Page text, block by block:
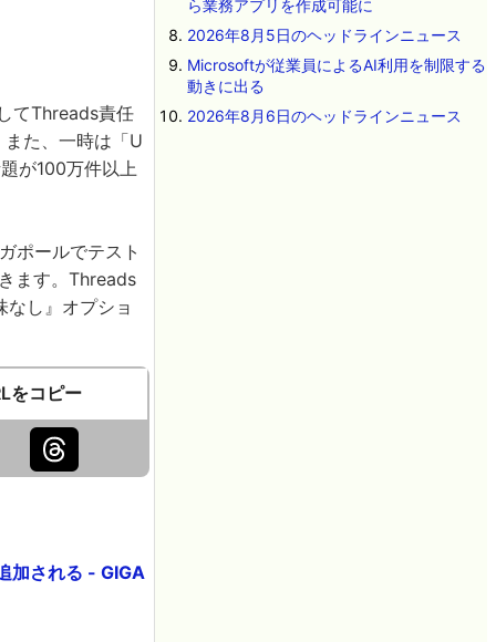
てThreads責任
た、一時は「U
が100万件以上
ポールでテスト
ます。Threads
し』オプショ
をコピー
加される - GIGA
ら業務アプリを作成可能に
2026年8月5日のヘッドラインニュース
Microsoftが従業員によるAI利用を制限する
動きに出る
2026年8月6日のヘッドラインニュース